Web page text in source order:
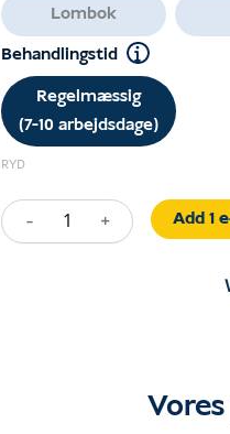
Lombok
Behandlingstid
Regelmæssig
(7-10 arbejdsdage)
RYD
-
C22A/C22B
+ Add 1